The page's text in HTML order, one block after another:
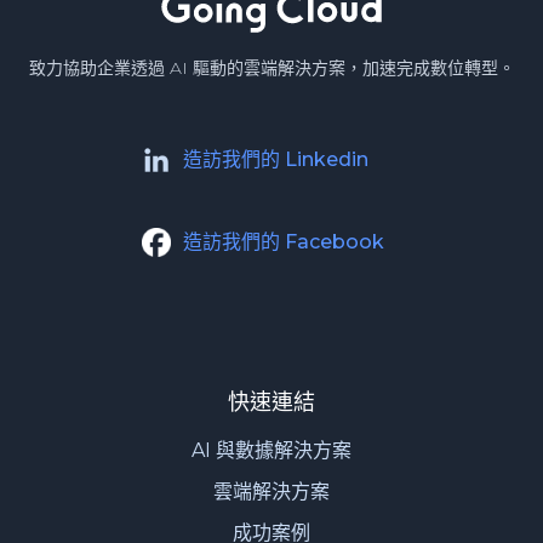
致力協助企業透過 AI 驅動的雲端解決方案，加速完成數位轉型。
造訪我們的 Linkedin
造訪我們的 Facebook
快速連結
AI 與數據解決方案
雲端解決方案
成功案例